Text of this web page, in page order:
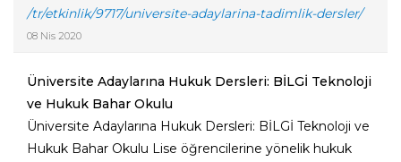
/tr/etkinlik/9717/universite-adaylarina-tadimlik-dersler/
08 Nis 2020
Üniversite Adaylarına Hukuk Dersleri: BİLGİ Teknoloji
ve Hukuk Bahar Okulu
Üniversite Adaylarına Hukuk Dersleri: BİLGİ Teknoloji ve
Hukuk Bahar Okulu Lise öğrencilerine yönelik hukuk